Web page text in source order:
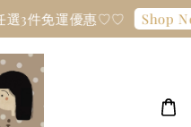
3件免運優惠♡♡ Shop